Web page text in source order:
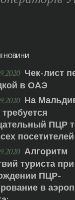
НОВИНИ
Чек-лист
в ОАЭ
На
ПЦР
посетителей
Алгоритм
туриста при
ПЦР-
в